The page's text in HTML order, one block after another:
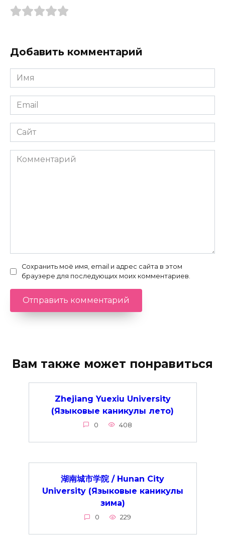
Добавить комментарий
Имя
*
Email
*
Сайт
Комментарий
Сохранить моё имя, email и адрес сайта в этом
браузере для последующих моих комментариев.
Вам также может понравиться
Zhejiang Yuexiu University
(Языковые каникулы лето)
0 408
湖南城市学院 / Hunan City
University (Языковые каникулы
зима)
0 229